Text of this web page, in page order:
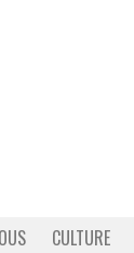
CULTURE